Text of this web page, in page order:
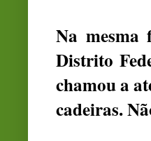
Na mesma
Distrito
chamou a
cadeiras.